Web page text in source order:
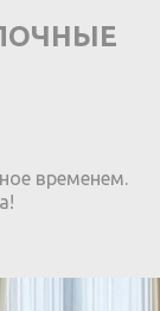
временем.